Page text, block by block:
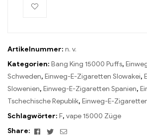
Artikelnummer: n. v.
Kategorien: Bang King 15000 Puffs,
Schweden, Einweg-E-Zigaretten Slowakei,
Slowenien, Einweg-E-Zigaretten Spanien,
Tschechische Republik, Einweg-E-
Schlagwörter: F, vape 15000 Züge
Share:
Facebook
TwitterEmail